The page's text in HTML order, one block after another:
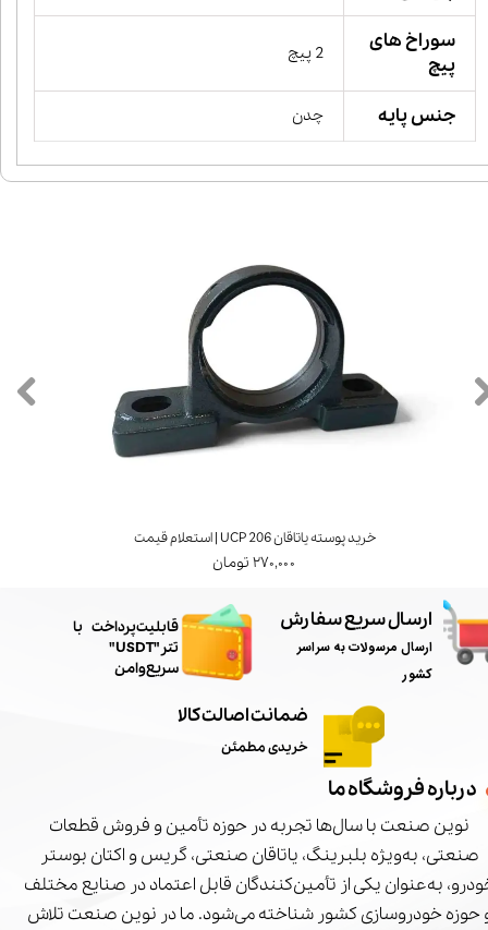
سوراخ های
پیچ
2 پیچ
جنس پایه چدن
خرید پوسته یاتاقان UCP 206 | استعلام قیمت
۲۷۰,۰۰۰ تومان
ارسال سریع سفارش
ارسال مرسولات به سراسر
کشور
ضمانت اصالت کالا
خریدی مطمئن
درباره فروشگاه ما
نوین صنعت با سال‌ها تجربه در حوزه تأمین و فروش قطعات
صنعتی، به‌ویژه بلبرینگ، یاتاقان صنعتی، گریس و اکتان بوستر
به‌عنوان یکی از تأمین‌کنندگان قابل اعتماد در صنایع مختلف
حوزه خودروسازی کشور شناخته می‌شود. ما در نوین صنعت تلاش
​قابلیت پرداخت با
تتر"USDT"
سریع و امن